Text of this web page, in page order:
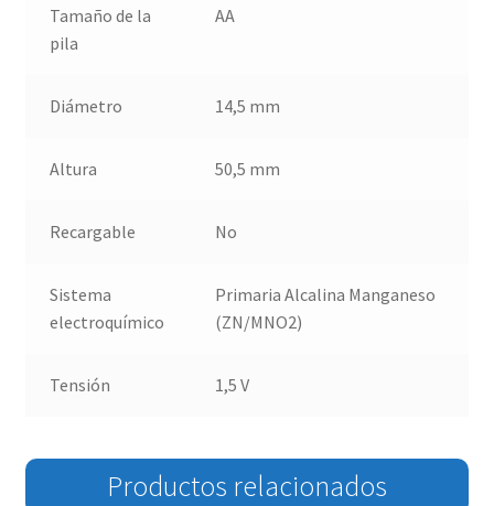
Tamaño de la
pila
AA
Diámetro 14,5 mm
Altura 50,5 mm
Recargable No
Sistema
electroquímico
Primaria Alcalina Manganeso
(ZN/MNO2)
Tensión 1,5 V
Productos relacionados